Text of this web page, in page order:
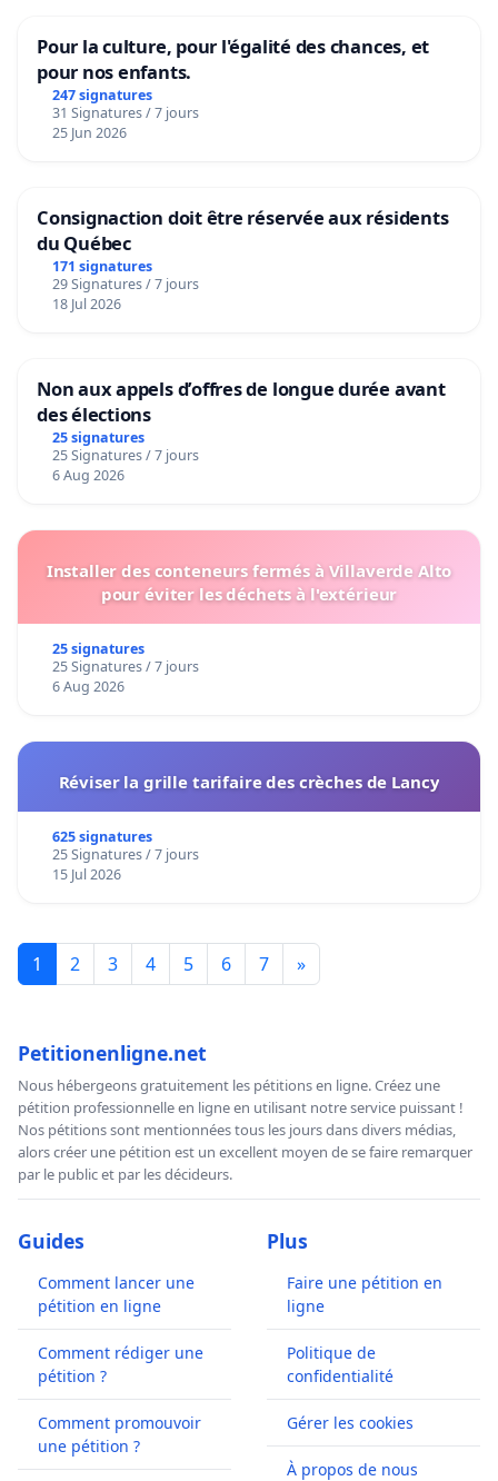
Pour la culture, pour l'égalité des chances, et
pour nos enfants.
247 signatures
31 Signatures / 7 jours
25 Jun 2026
Consignaction doit être réservée aux résidents
du Québec
171 signatures
29 Signatures / 7 jours
18 Jul 2026
Non aux appels d’offres de longue durée avant
des élections
25 signatures
25 Signatures / 7 jours
6 Aug 2026
Installer des conteneurs fermés à Villaverde Alto
pour éviter les déchets à l'extérieur
25 signatures
25 Signatures / 7 jours
6 Aug 2026
Réviser la grille tarifaire des crèches de Lancy
625 signatures
25 Signatures / 7 jours
15 Jul 2026
1 2 3 4 5 6 7 »
Petitionenligne.net
Nous hébergeons gratuitement les pétitions en ligne. Créez une
pétition professionnelle en ligne en utilisant notre service puissant !
Nos pétitions sont mentionnées tous les jours dans divers médias,
alors créer une pétition est un excellent moyen de se faire remarquer
par le public et par les décideurs.
Guides
Comment lancer une
pétition en ligne
Comment rédiger une
pétition ?
Comment promouvoir
une pétition ?
Plus
Faire une pétition en
ligne
Politique de
confidentialité
Gérer les cookies
À propos de nous